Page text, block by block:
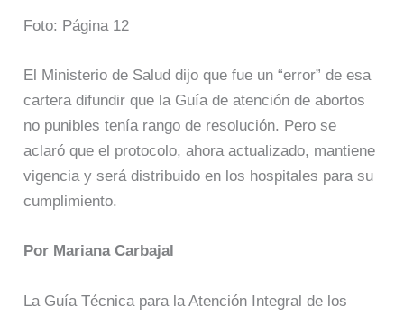
Foto: Página 12
El Ministerio de Salud dijo que fue un “error” de esa
cartera difundir que la Guía de atención de abortos
no punibles tenía rango de resolución. Pero se
aclaró que el protocolo, ahora actualizado, mantiene
vigencia y será distribuido en los hospitales para su
cumplimiento.
Por Mariana Carbajal
La Guía Técnica para la Atención Integral de los